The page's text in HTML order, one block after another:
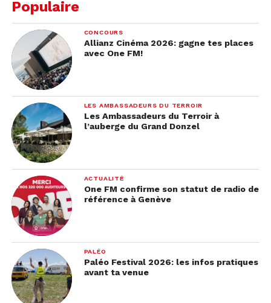
Populaire
CONCOURS
Allianz Cinéma 2026: gagne tes places
avec One FM!
LES AMBASSADEURS DU TERROIR
Les Ambassadeurs du Terroir à
l’auberge du Grand Donzel
ACTUALITÉ
One FM confirme son statut de radio de
référence à Genève
PALÉO
Paléo Festival 2026: les infos pratiques
avant ta venue